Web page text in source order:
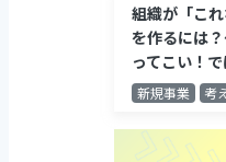
組織が「こ
を作るには
ってこい！
新規事業 考